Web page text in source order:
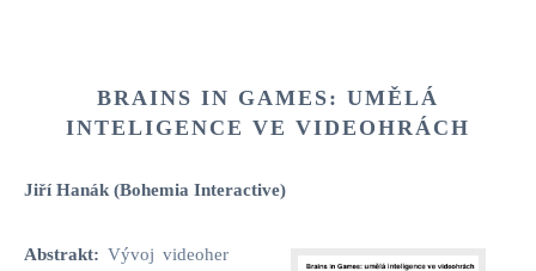
BRAINS IN GAMES: UMĚLÁ
INTELIGENCE VE VIDEOHRÁCH
Jiří Hanák (Bohemia Interactive)
Abstrakt: Vývoj videoher